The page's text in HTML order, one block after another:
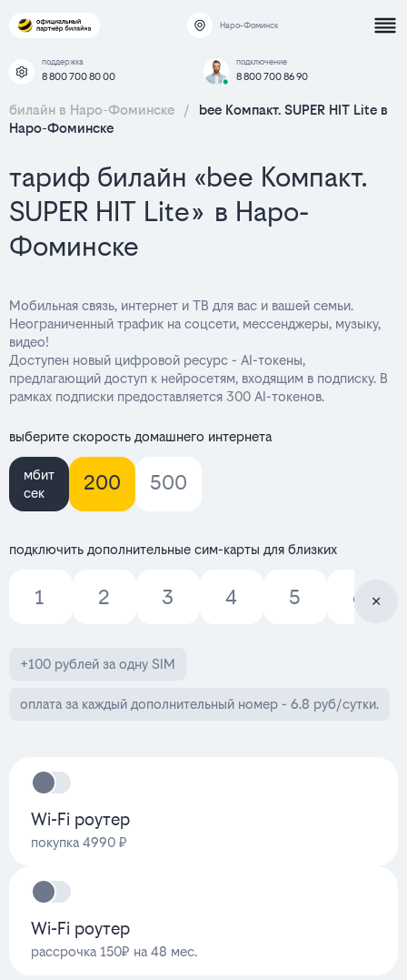
Наро-Фоминск
поддержка
8 800 700 80 00
подключение
8 800 700 86 90
билайн в Наро-Фоминске /
bee Компакт. SUPER HIT Lite в
Наро-Фоминске
тариф билайн «bee Компакт.
SUPER HIT Lite» в Наро-
Фоминске
Мобильная связь, интернет и ТВ для вас и вашей семьи.
Неограниченный трафик на соцсети, мессенджеры, музыку,
видео!
Доступен новый цифровой ресурс - AI-токены,
предлагающий доступ к нейросетям, входящим в подписку. В
рамках подписки предоставляется 300 AI-токенов.
выберите скорость домашнего интернета
мбит
сек
200 500
подключить дополнительные сим-карты для близких
1 2 3 4 5 6
+100 рублей за одну SIM
оплата за каждый дополнительный номер - 6.8 руб/сутки.
Wi-Fi роутер
покупка 4990 ₽
Wi-Fi роутер
рассрочка 150₽ на 48 мес.